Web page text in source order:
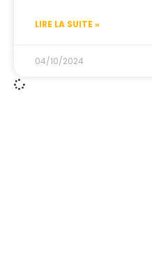
LIRE LA SUITE »
04/10/2024